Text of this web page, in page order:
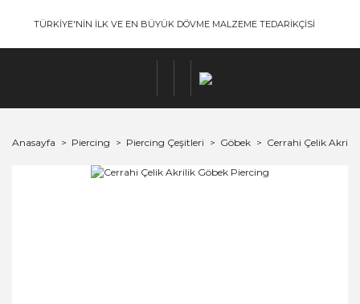
TÜRKİYE'NİN İLK VE EN BÜYÜK DÖVME MALZEME TEDARİKÇİSİ
Anasayfa Piercing Piercing Çeşitleri Göbek Cerrahi Çelik